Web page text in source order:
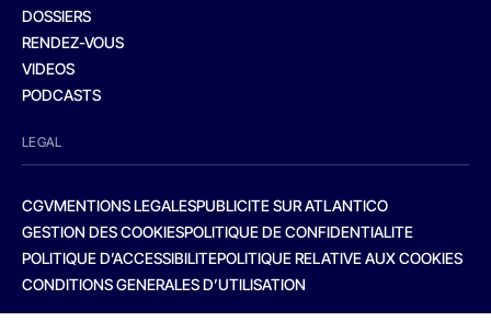
DOSSIERS
RENDEZ-VOUS
VIDEOS
PODCASTS
LEGAL
CGVMENTIONS LEGALESPUBLICITE SUR ATLANTICO
GESTION DES COOKIESPOLITIQUE DE CONFIDENTIALITE
POLITIQUE D’ACCESSIBILITEPOLITIQUE RELATIVE AUX COOKIES
CONDITIONS GENERALES D’UTILISATION